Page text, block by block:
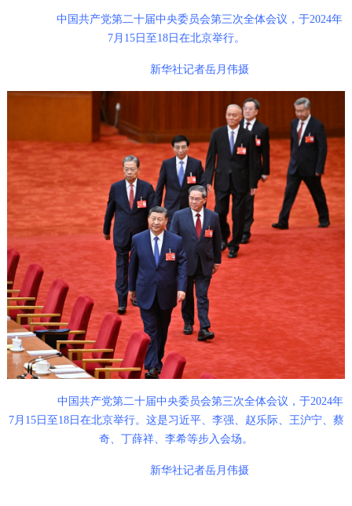
中国共产党第二十届中央委员会第三次全体会议，于2024年
7月15日至18日在北京举行。
新华社记者岳月伟摄
中国共产党第二十届中央委员会第三次全体会议，于2024年
7月15日至18日在北京举行。这是习近平、李强、赵乐际、王沪宁、蔡
奇、丁薛祥、李希等步入会场。
新华社记者岳月伟摄